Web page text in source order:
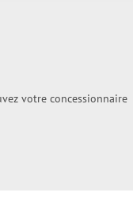
votre concessionnaire